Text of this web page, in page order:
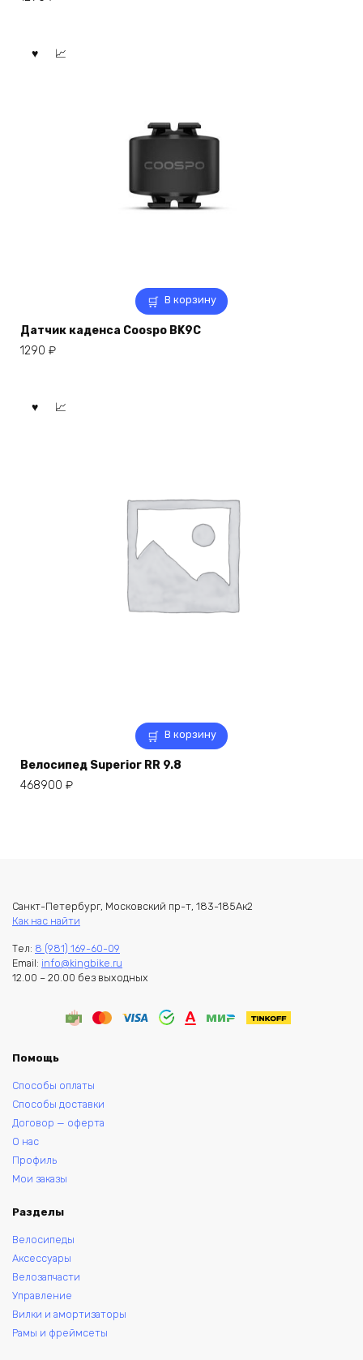
В корзину
Датчик каденса Coospo BK9C
1290 ₽
В корзину
Велосипед Superior RR 9.8
468900 ₽
Санкт-Петербург, Московский пр-т, 183-185Ак2
Как нас найти
Тел: 8 (981) 169-60-09
Email: info@kingbike.ru
12.00 – 20.00 без выходных
Помощь
Способы оплаты
Способы доставки
Договор — оферта
О нас
Профиль
Мои заказы
Разделы
Велосипеды
Аксессуары
Велозапчасти
Управление
Вилки и амортизаторы
Рамы и фреймсеты